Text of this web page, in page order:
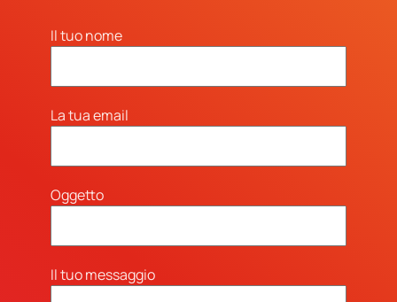
Il tuo nome
La tua email
Oggetto
Il tuo messaggio